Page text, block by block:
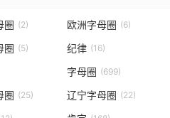
圈 (2) 欧洲字母圈 (6)
圈 (5) 纪律 (16)
字母圈 (699)
圈 (25) 辽宁字母圈 (22)